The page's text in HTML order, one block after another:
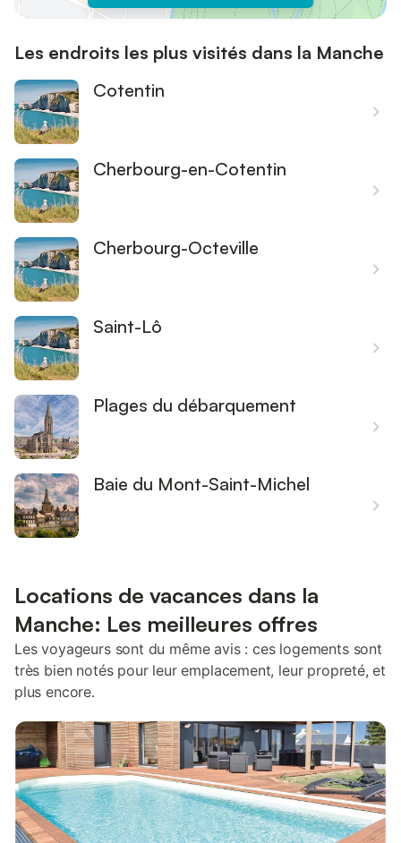
Les endroits les plus visités dans la Manche
Cotentin
Cherbourg-en-Cotentin
Cherbourg-Octeville
Saint-Lô
Plages du débarquement
Baie du Mont-Saint-Michel
Locations de vacances dans la
Manche: Les meilleures offres
Les voyageurs sont du même avis : ces logements sont
très bien notés pour leur emplacement, leur propreté, et
plus encore.